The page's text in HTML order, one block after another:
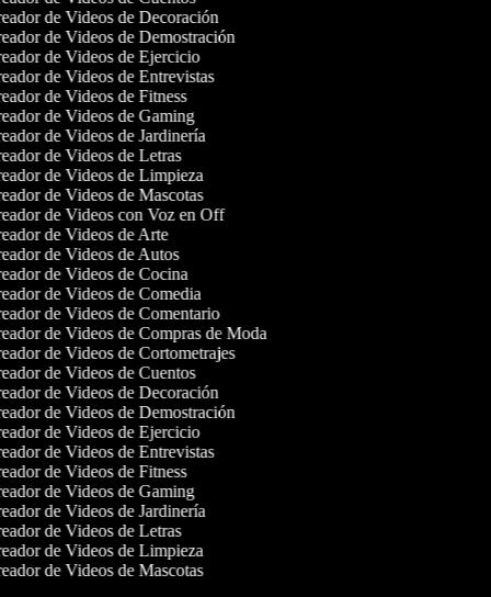
de Videos de Decoración
de Videos de Demostración
de Videos de Ejercicio
de Videos de Entrevistas
de Videos de Fitness
de Videos de Gaming
de Videos de Jardinería
de Videos de Letras
de Videos de Limpieza
de Videos de Mascotas
de Videos con Voz en Off
de Videos de Arte
de Videos de Autos
de Videos de Cocina
de Videos de Comedia
de Videos de Comentario
de Videos de Compras de Moda
de Videos de Cortometrajes
de Videos de Cuentos
de Videos de Decoración
de Videos de Demostración
de Videos de Ejercicio
de Videos de Entrevistas
de Videos de Fitness
de Videos de Gaming
de Videos de Jardinería
de Videos de Letras
de Videos de Limpieza
de Videos de Mascotas